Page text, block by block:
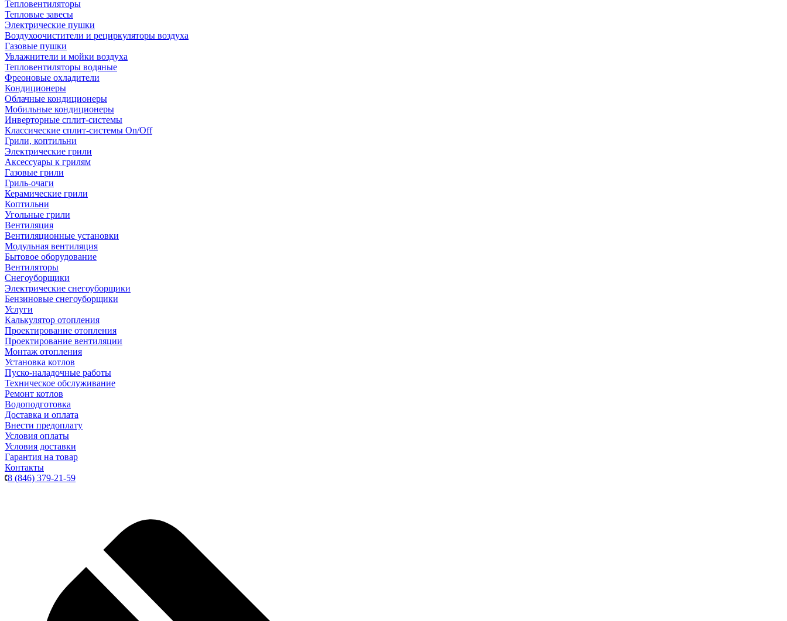
Тепловентиляторы
Тепловые завесы
Электрические пушки
Воздухоочистители и рециркуляторы воздуха
Газовые пушки
Увлажнители и мойки воздуха
Тепловентиляторы водяные
Фреоновые охладители
Кондиционеры
Облачные кондиционеры
Мобильные кондиционеры
Инверторные сплит-системы
Классические сплит-системы On/Off
Грили, коптильни
Электрические грили
Аксессуары к грилям
Газовые грили
Гриль-очаги
Керамические грили
Коптильни
Угольные грили
Вентиляция
Вентиляционные установки
Модульная вентиляция
Бытовое оборудование
Вентиляторы
Снегоуборщики
Электрические снегоуборщики
Бензиновые снегоуборщики
Услуги
Калькулятор отопления
Проектирование отопления
Проектирование вентиляции
Монтаж отопления
Установка котлов
Пуско-наладочные работы
Техническое обслуживание
Ремонт котлов
Водоподготовка
Доставка и оплата
Внести предоплату
Условия оплаты
Условия доставки
Гарантия на товар
Контакты
8 (846) 379-21-59